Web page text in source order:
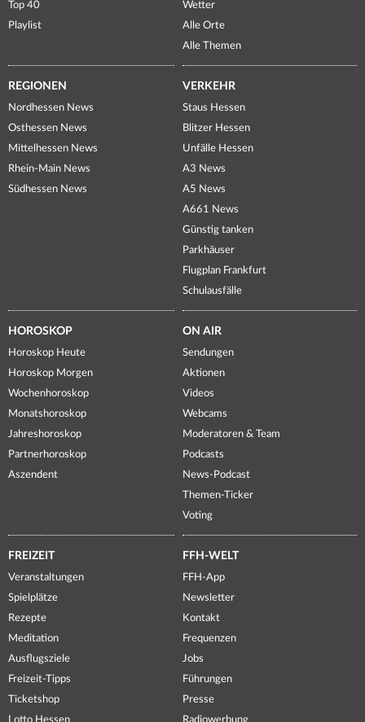
Top 40
Playlist
Wetter
Alle Orte
Alle Themen
REGIONEN
Nordhessen News
Osthessen News
Mittelhessen News
Rhein-Main News
Südhessen News
VERKEHR
Staus Hessen
Blitzer Hessen
Unfälle Hessen
A3 News
A5 News
A661 News
Günstig tanken
Parkhäuser
Flugplan Frankfurt
Schulausfälle
HOROSKOP
Horoskop Heute
Horoskop Morgen
Wochenhoroskop
Monatshoroskop
Jahreshoroskop
Partnerhoroskop
Aszendent
ON AIR
Sendungen
Aktionen
Videos
Webcams
Moderatoren & Team
Podcasts
News-Podcast
Themen-Ticker
Voting
FREIZEIT
Veranstaltungen
Spielplätze
Rezepte
Meditation
Ausflugsziele
Freizeit-Tipps
Ticketshop
Lotto Hessen
FFH-WELT
FFH-App
Newsletter
Kontakt
Frequenzen
Jobs
Führungen
Presse
Radiowerbung